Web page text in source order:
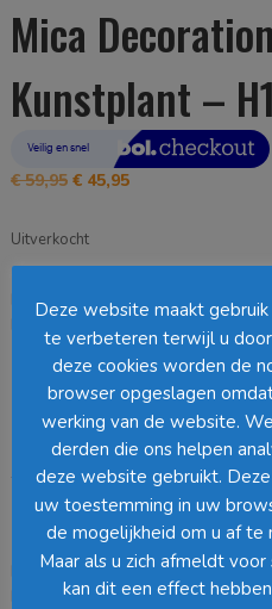
Mica
Kunstplant –
€59,95 Oorspronkelijke
was:
€45,95Huidige
Uitverkocht
EAN: 8718861943405 SKU:
Barcode:
Beschrijving
Beschrijving
Klaar om zorgeloos te genieten?
Decorations zijn niet van echt te
Deze website maakt
te verbeteren terwijl u
deze cookies worden de
browser opgeslagen
werking van de website.
derden die ons helpen
deze website gebruikt.
uw toestemming in uw
de mogelijkheid om u af te
Maar als u zich afmeldt
kan dit een effect